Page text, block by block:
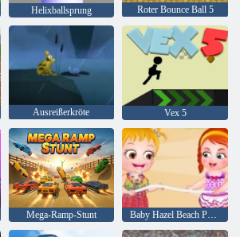
Helixballsprung Roter Bounce Ball 5
Ausreißerkröte Vex 5
Mega-Ramp-Stunt